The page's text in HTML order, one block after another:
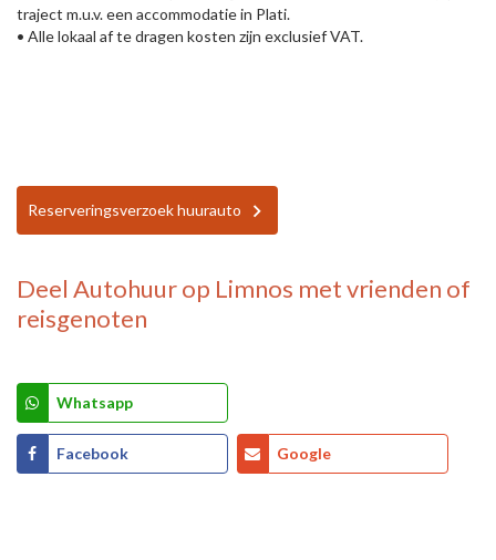
traject m.u.v. een accommodatie in Plati.
• Alle lokaal af te dragen kosten zijn exclusief VAT.
Reserveringsverzoek huurauto
Deel Autohuur op Limnos met vrienden of
reisgenoten
Whatsapp
Facebook Google